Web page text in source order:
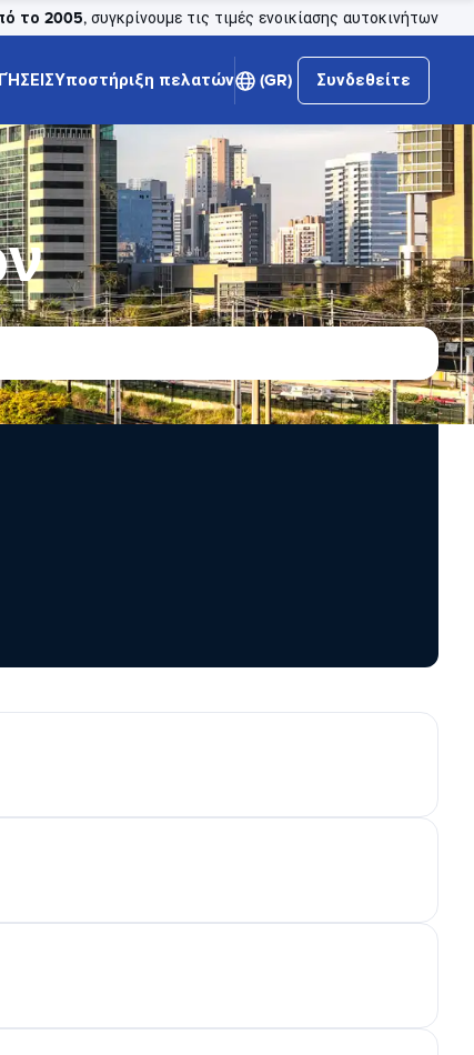
το 2005, συγκρίνουμε τις τιμές ενοικίασης αυτοκινήτων
Υποστήριξη πελατών (GR) Συνδεθείτε